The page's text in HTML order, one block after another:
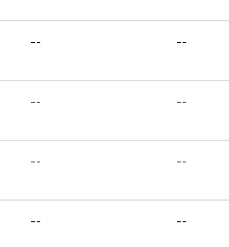
-- --
-- --
-- --
-- --